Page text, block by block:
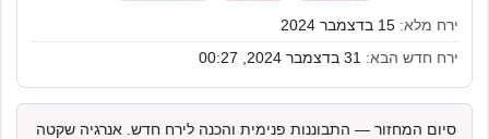
ירח מלא:
ירח חדש הבא:
סיום המחזור — התבוננות פנימית והכנה לירח חדש. אנרגיה שקטה